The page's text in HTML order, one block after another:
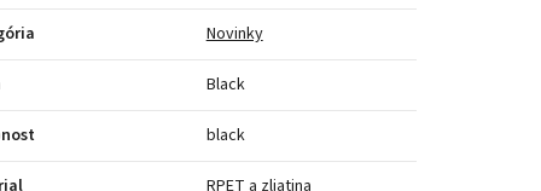
Novinky
Black
black